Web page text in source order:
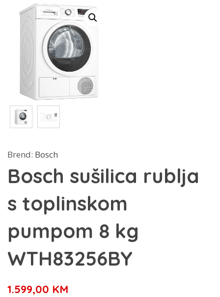
Brend: Bosch
Bosch sušilica rublja
s toplinskom
pumpom 8 kg
WTH83256BY
1.599,00 KM